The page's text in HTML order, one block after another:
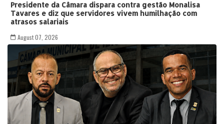
Presidente da Câmara dispara contra gestão Monalisa
Tavares e diz que servidores vivem humilhação com
atrasos salariais
August 07, 2026